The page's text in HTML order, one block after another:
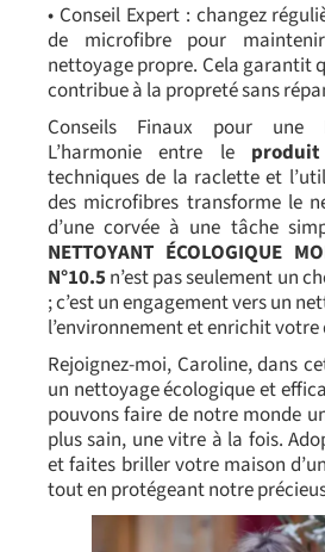
• Conseil Expert : changez
de microfibre pour
nettoyage propre. Cela garantit
contribue à la propreté sans
Conseils Finaux pour une
L’harmonie entre le
techniques de la raclette et
des microfibres transforme le
d’une corvée à une tâche
NETTOYANT ÉCOLOGIQUE
N°10.5n’est pas seulement un
; c’est un engagement vers un
l’environnement et enrichit
Rejoignez-moi, Caroline, dans
un nettoyage écologique et
pouvons faire de notre monde
plus sain, une vitre à la fois.
et faites briller votre maison
tout en protégeant notre